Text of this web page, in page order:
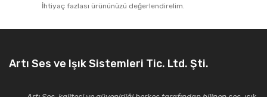
İhtiyaç fazlası ürününüzü değerlendirelim.
Artı Ses ve Işık Sistemleri Tic. Ltd. Şti.